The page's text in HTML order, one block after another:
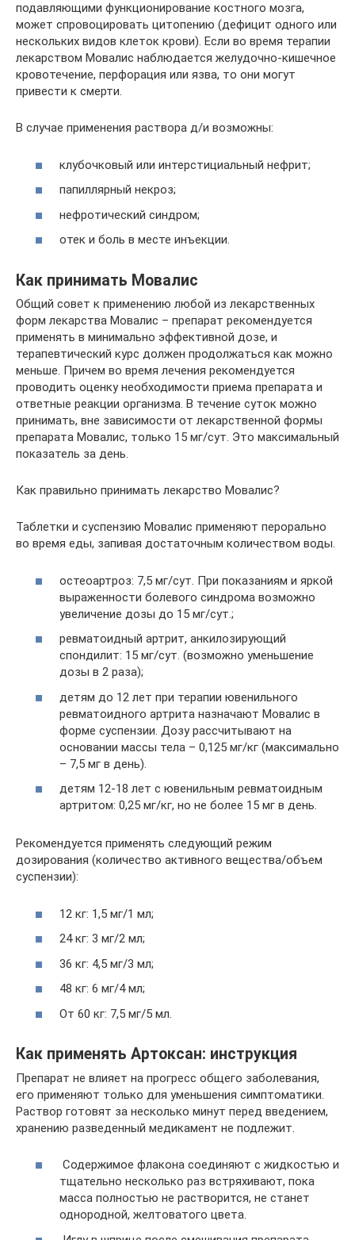
подавляющими функционирование костного мозга,
может спровоцировать цитопению (дефицит одного или
нескольких видов клеток крови). Если во время терапии
лекарством Мовалис наблюдается желудочно-кишечное
кровотечение, перфорация или язва, то они могут
привести к смерти.
В случае применения раствора д/и возможны:
клубочковый или интерстициальный нефрит;
папиллярный некроз;
нефротический синдром;
отек и боль в месте инъекции.
Как принимать Мовалис
Общий совет к применению любой из лекарственных
форм лекарства Мовалис – препарат рекомендуется
применять в минимально эффективной дозе, и
терапевтический курс должен продолжаться как можно
меньше. Причем во время лечения рекомендуется
проводить оценку необходимости приема препарата и
ответные реакции организма. В течение суток можно
принимать, вне зависимости от лекарственной формы
препарата Мовалис, только 15 мг/сут. Это максимальный
показатель за день.
Как правильно принимать лекарство Мовалис?
Таблетки и суспензию Мовалис применяют перорально
во время еды, запивая достаточным количеством воды.
остеоартроз: 7,5 мг/сут. При показаниям и яркой
выраженности болевого синдрома возможно
увеличение дозы до 15 мг/сут.;
ревматоидный артрит, анкилозирующий
спондилит: 15 мг/сут. (возможно уменьшение
дозы в 2 раза);
детям до 12 лет при терапии ювенильного
ревматоидного артрита назначают Мовалис в
форме суспензии. Дозу рассчитывают на
основании массы тела – 0,125 мг/кг (максимально
– 7,5 мг в день).
детям 12-18 лет с ювенильным ревматоидным
артритом: 0,25 мг/кг, но не более 15 мг в день.
Рекомендуется применять следующий режим
дозирования (количество активного вещества/объем
суспензии):
12 кг: 1,5 мг/1 мл;
24 кг: 3 мг/2 мл;
36 кг: 4,5 мг/3 мл;
48 кг: 6 мг/4 мл;
От 60 кг: 7,5 мг/5 мл.
Как применять Артоксан: инструкция
Препарат не влияет на прогресс общего заболевания,
его применяют только для уменьшения симптоматики.
Раствор готовят за несколько минут перед введением,
хранению разведенный медикамент не подлежит.
Содержимое флакона соединяют с жидкостью и
тщательно несколько раз встряхивают, пока
масса полностью не растворится, не станет
однородной, желтоватого цвета.